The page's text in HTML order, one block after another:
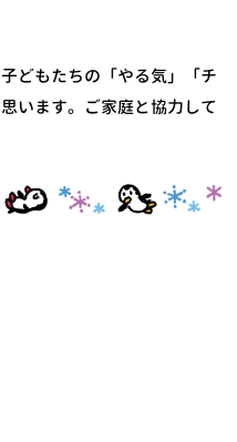
どもたちの「やる気」「チ
います。ご家庭と協力して